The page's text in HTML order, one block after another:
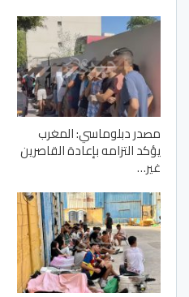
مصدر دبلوماسي: المغرب
يؤكد التزامه بإعادة القاصرين
غير…